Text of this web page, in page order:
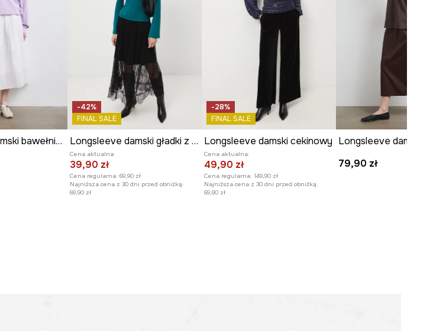
Longsleeve damski bawełniany gładki
-42%
FINAL SALE
Longsleeve damski gładki z modalem
Cena aktualna:
39,90 zł
Cena regularna: 69,90 zł
Najniższa cena z 30 dni przed obniżką:
69,90 zł
-28%
FINAL SALE
Longsleeve damski cekinowy
Cena aktualna:
49,90 zł
Cena regularna: 149,90 zł
Najniższa cena z 30 dni przed obniżką:
69,90 zł
79,90 zł